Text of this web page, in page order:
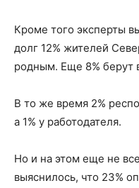
Кроме того эксперты
долг 12% жителей
родным. Еще 8% берут
В то же время 2%
а 1% у работодателя.
Но и на этом еще не
выяснилось, что 23%